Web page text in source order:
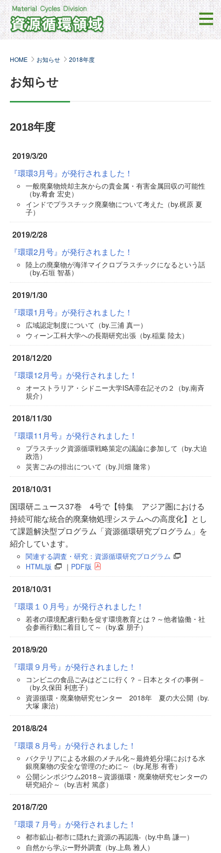
HOME お知らせ 2018年度
お知らせ
2018年度
2019/3/20
『環環3月号』が発行されました！
一般廃棄物焼却主灰からの貴金属・有害金属回収の可能性
（by.肴倉 宏史）
インドでプラスチック廃棄物について考えた（by.梶原 夏
子）
2019/2/28
『環環2月号』が発行されました！
陸上の廃棄物が海洋マイクロプラスチックになるという話
（by.石垣 智基）
2019/1/30
『環環1月号』が発行されました！
広域認定制度について（by.三浦 真一）
ウィーン工科大学への長期研究出張（by.稲葉 陸太）
2018/12/20
『環環12月号』が発行されました！
オーストラリア・シドニー大学ISA滞在記その２（by.南斉
規介）
2018/11/30
『環環11月号』が発行されました！
プラスチック資源循環戦略策定の議論に参加して（by.大迫
政浩）
災害ごみの排出について（by.川畑 隆常）
2018/10/31
国環研ニュース37巻 4号で【特集 アジア圏における
持続可能な統合的廃棄物処理システムへの高度化】とし
て課題解決型プログラム「資源循環研究プログラム」を
紹介しています。
関連する調査・研究：資源循環研究プログラム
HTML版
｜ PDF版
2018/10/31
『環環１０月号』が発行されました！
若者の環境配慮行動を促す環境教育とは？～他者協働・社
会参画行動に着目して～（by.森 朋子）
2018/9/20
『環環９月号』が発行されました！
コンビニの食品ごみはどこに行く？－日本とタイの事例－
（by.久保田 利恵子）
資源循環・廃棄物研究センター 2018年 夏の大公開（by.
大塚 康治）
2018/8/24
『環環８月号』が発行されました！
バクテリアによる水銀のメチル化～最終処分場における水
銀廃棄物の安全な管理のために～（by.尾形 有香）
公開シンポジウム2018～資源循環・廃棄物研究センターの
研究紹介～（by.吉村 篤彦）
2018/7/20
『環環７月号』が発行されました！
都市鉱山-都市に隠れた資源の再認識-（by.中島 謙一）
自然から学ぶー野外調査（by.上島 雅人）